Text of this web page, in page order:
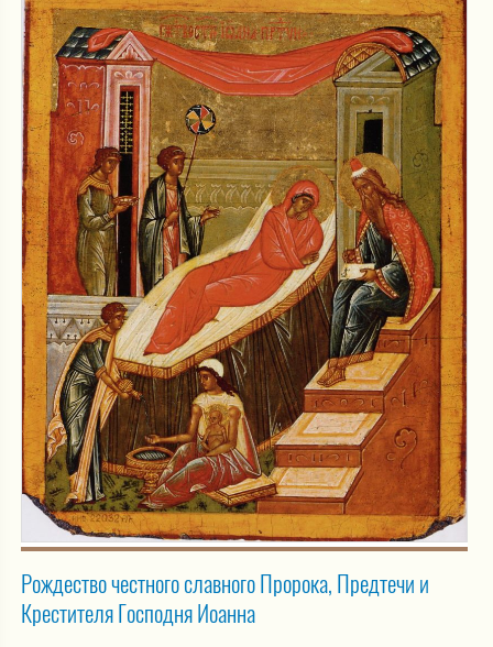
Рождество честного славного Пророка, Предтечи и
Крестителя Господня Иоанна